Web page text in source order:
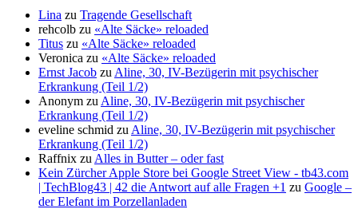
Lina zu Tragende Gesellschaft
rehcolb zu «Alte Säcke» reloaded
Titus zu «Alte Säcke» reloaded
Veronica zu «Alte Säcke» reloaded
Ernst Jacob zu Aline, 30, IV-Bezügerin mit psychischer
Erkrankung (Teil 1/2)
Anonym zu Aline, 30, IV-Bezügerin mit psychischer
Erkrankung (Teil 1/2)
eveline schmid zu Aline, 30, IV-Bezügerin mit psychischer
Erkrankung (Teil 1/2)
Raffnix zu Alles in Butter – oder fast
Kein Zürcher Apple Store bei Google Street View - tb43.com
| TechBlog43 | 42 die Antwort auf alle Fragen +1 zu Google –
der Elefant im Porzellanladen